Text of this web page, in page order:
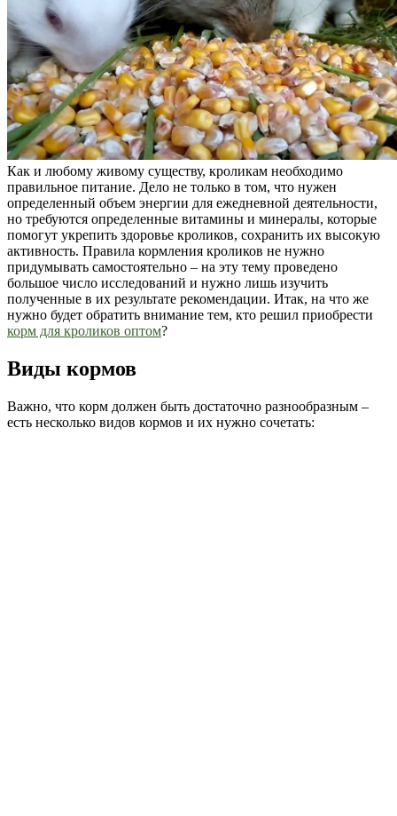
Как и любому живому существу, кроликам необходимо
правильное питание. Дело не только в том, что нужен
определенный объем энергии для ежедневной деятельности,
но требуются определенные витамины и минералы, которые
помогут укрепить здоровье кроликов, сохранить их высокую
активность. Правила кормления кроликов не нужно
придумывать самостоятельно – на эту тему проведено
большое число исследований и нужно лишь изучить
полученные в их результате рекомендации. Итак, на что же
нужно будет обратить внимание тем, кто решил приобрести
корм для кроликов оптом?
Виды кормов
Важно, что корм должен быть достаточно разнообразным –
есть несколько видов кормов и их нужно сочетать: